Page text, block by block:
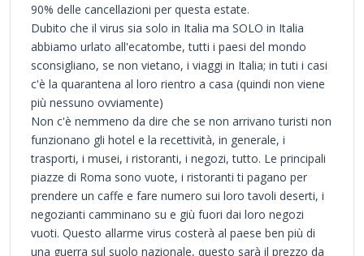
90% delle cancellazioni per questa estate.
Dubito che il virus sia solo in Italia ma SOLO in Italia
abbiamo urlato all'ecatombe, tutti i paesi del mondo
sconsigliano, se non vietano, i viaggi in Italia; in tuti i casi
c'è la quarantena al loro rientro a casa (quindi non viene
più nessuno ovviamente)
Non c'è nemmeno da dire che se non arrivano turisti non
funzionano gli hotel e la recettività, in generale, i
trasporti, i musei, i ristoranti, i negozi, tutto. Le principali
piazze di Roma sono vuote, i ristoranti ti pagano per
prendere un caffe e fare numero sui loro tavoli deserti, i
negozianti camminano su e giù fuori dai loro negozi
vuoti. Questo allarme virus costerà al paese ben più di
una guerra sul suolo nazionale, questo sarà il prezzo da